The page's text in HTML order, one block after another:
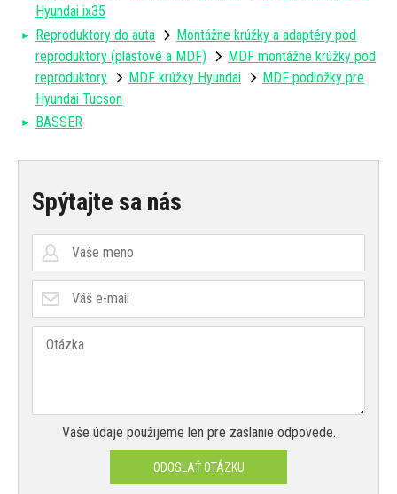
Hyundai ix35
Reproduktory do auta
Montážne krúžky a adaptéry pod
reproduktory (plastové a MDF)
MDF montážne krúžky pod
reproduktory
MDF krúžky Hyundai
MDF podložky pre
Hyundai Tucson
BASSER
Spýtajte sa nás
Vaše údaje použijeme len pre zaslanie odpovede.
ODOSLAŤ OTÁZKU